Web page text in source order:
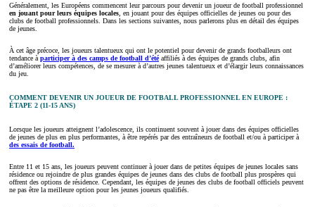
Généralement, les Européens commencent leur parcours pour devenir un joueur de football professionnel
en jouant pour leurs équipes locales , en jouant pour des équipes officielles de jeunes ou pour des
clubs de football professionnels. Dans les sections suivantes, nous parlerons plus en détail des équipes
de jeunes.
À cet âge précoce, les joueurs talentueux qui ont le potentiel pour devenir de grands footballeurs ont
tendance à participer à des camps de football d’étéaffiliés à des équipes de grands clubs, afin
d’améliorer leurs compétences, de se mesurer à d’autres jeunes talentueux et d’élargir leurs connaissances
du jeu.
COMMENT DEVENIR UN JOUEUR DE FOOTBALL PROFESSIONNEL EN EUROPE :
ÉTAPE 2 (11-15 ANS)
Lorsque les joueurs atteignent l’adolescence, ils continuent souvent à jouer dans des équipes officielles
de jeunes de plus en plus performantes, à être repérés par des entraîneurs de football et/ou à participer à
des essais de football.
Entre 11 et 15 ans, les joueurs peuvent continuer à jouer dans de petites équipes de jeunes locales sans
résidence ou rejoindre de plus grandes équipes de jeunes dans des clubs de football plus prospères qui
offrent des options de résidence. Cependant, les équipes de jeunes des clubs de football officiels peuvent
ne pas être la meilleure option pour les jeunes joueurs qualifiés.